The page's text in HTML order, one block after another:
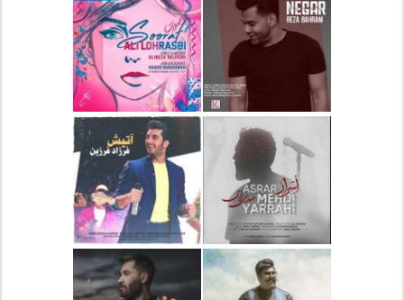
دانلود آلبوم جدید سیروان
خسروی بنام مونولوگ
دانلود آهنگ جدید علیرضا
قربانی بنام خیال خوش
دانلود آهنگ جدید رضا
بهرام بنام نگار
دانلود آهنگ جدید علی
لهراسبی بنام صورت
دانلود آهنگ جدید مهدی
یراحی بنام اسرار
دانلود آهنگ جدید فرزاد
فرزین بنام آتیش